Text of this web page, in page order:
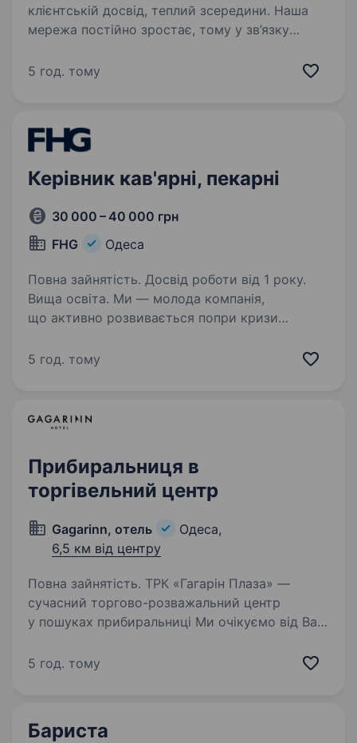
клієнтській досвід, теплий зсередини. Наша
мережа постійно зростає, тому у зв’язку
пекаря-універсала: Адреса: вул. Левітана, 62,
5 год. тому
Керівник кав'ярні, пекарні
30 000 – 40 000 грн
FHG
Одеса
Повна зайнятість. Досвід роботи від 1 року.
Вища освіта. Ми — молода компанія,
що активно розвивається попри кризи
самі смачнююючи булочки на живій заквасці;).
5 год. тому
Прибиральниця в
торгівельний центр
Gagarinn, отель
Одеса,
6,5 км від центру
Повна зайнятість. ТРК «Гагарін Плаза» —
сучасний торгово-розважальний центр
у пошуках прибиральниці Ми очікуємо від Вас:
дисциплінованість, уважність;
5 год. тому
Бариста